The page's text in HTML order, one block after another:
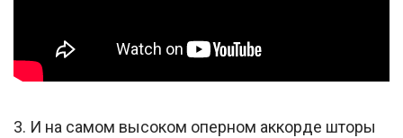
3. И на самом высоком оперном аккорде шторы